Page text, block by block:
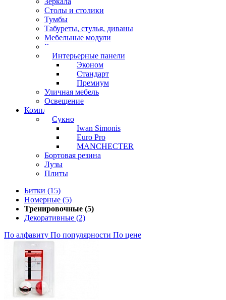
Столы и столики
Тумбы
Табуреты, стулья, диваны
Мебельные модули
Рамы под картины
Интерьерные панели
Эконом
Стандарт
Премиум
Уличная мебель
Освещение
Комплектующие
Сукно
Iwan Simonis
Euro Pro
MANCHECTER
Бортовая резина
Лузы
Плиты
Битки (15)
Номерные (5)
Тренировочные (5)
Декоративные (2)
По алфавиту По популярности По цене